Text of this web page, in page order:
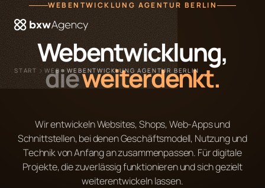
START WEB WEBENTWICKLUNG AGENTUR BERLIN
WEBENTWICKLUNG AGENTUR BERLIN
Webentwicklung,
dieweiterdenkt.
Wir entwickeln Websites, Shops, Web-Apps und
Schnittstellen, bei denen Geschäftsmodell, Nutzung und
Technik von Anfang an zusammenpassen. Für digitale
Projekte, die zuverlässig funktionieren und sich gezielt
weiterentwickeln lassen.